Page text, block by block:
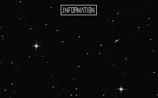
INFORMATION